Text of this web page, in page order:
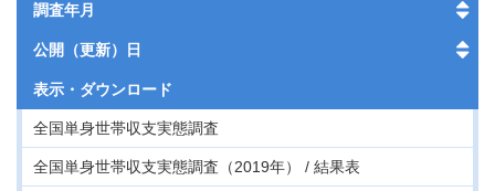
調査年月
公開（更新）日
表示・ ダウンロード
全国単身世帯収支実態調査
全国単身世帯収支実態調査（2019年） / 結果表